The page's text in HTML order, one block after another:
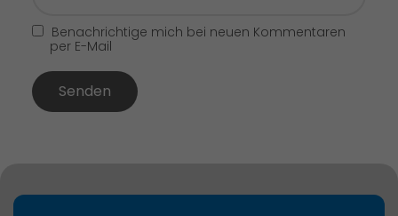
Benachrichtige mich bei neuen Kommentaren
per E-Mail
Senden